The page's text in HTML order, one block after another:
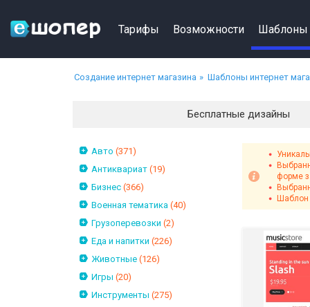
Тарифы Возможности Шаблоны
Создание интернет магазина Шаблоны интернет
Бесплатные дизайны
Авто (371)
Антиквариат (19)
Бизнес (366)
Военная тематика (40)
Грузоперевозки (2)
Еда и напитки (226)
Животные (126)
Игры (20)
Инструменты (275)
форме
Шаблон